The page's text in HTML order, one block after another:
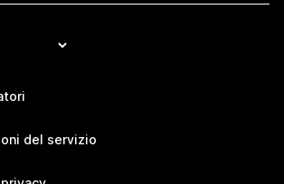
del servizio